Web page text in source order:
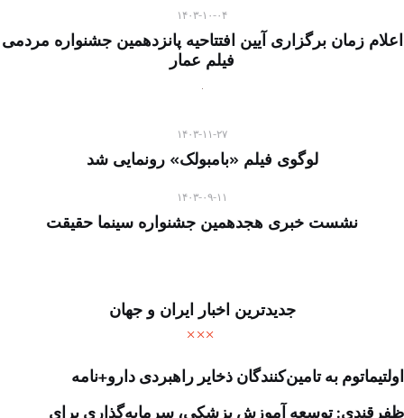
۱۴۰۳-۱۰-۰۴
اعلام زمان برگزاری آیین افتتاحیه پانزدهمین جشنواره مردمی
فیلم عمار
۱۴۰۳-۱۱-۲۷
لوگوی فیلم «بامبولک» رونمایی شد
۱۴۰۳-۰۹-۱۱
نشست خبری هجدهمین جشنواره سینما حقیقت
جدیدترین اخبار ایران و جهان
اولتیماتوم به تامین‌کنندگان ذخایر راهبردی دارو+نامه
ظفرقندی: توسعه آموزش پزشکی، سرمایه‌گذاری برای